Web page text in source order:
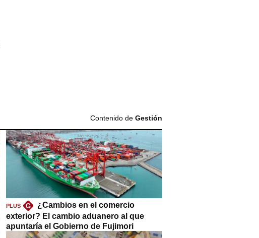
Contenido de Gestión
PLUS G
¿Cambios en el comercio
exterior? El cambio aduanero al que
apuntaría el Gobierno de Fujimori